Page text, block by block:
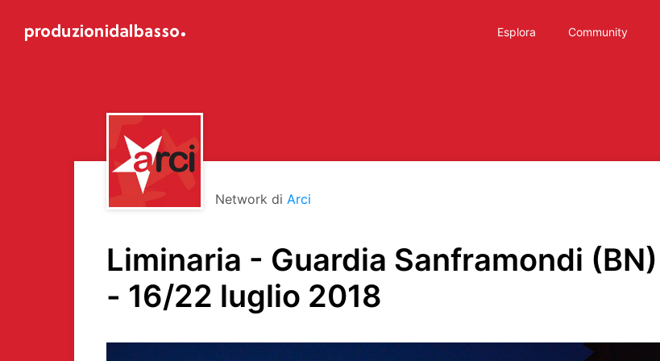
Esplora Community
Network di Arci
Liminaria - Guardia Sanframondi (BN)
- 16/22 luglio 2018